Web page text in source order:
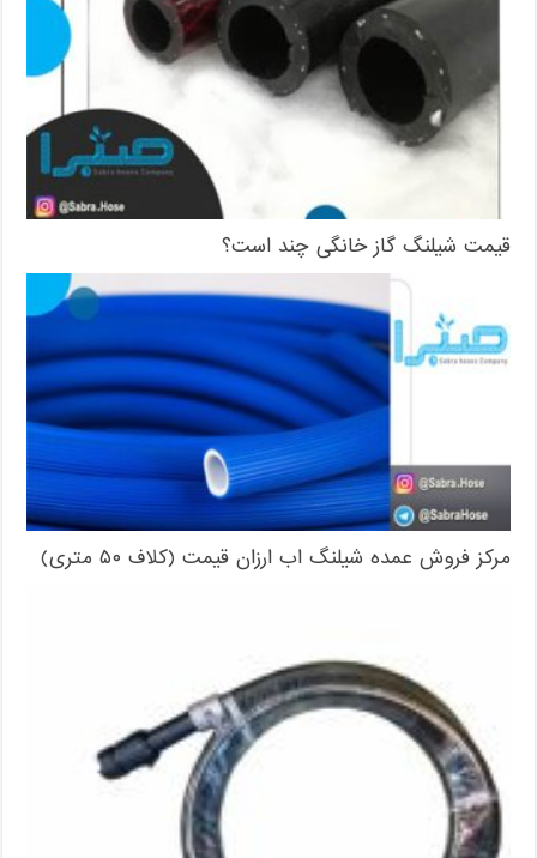
قیمت شیلنگ گاز خانگی چند است؟
مرکز فروش عمده شیلنگ اب ارزان قیمت (کلاف ۵۰ متری)